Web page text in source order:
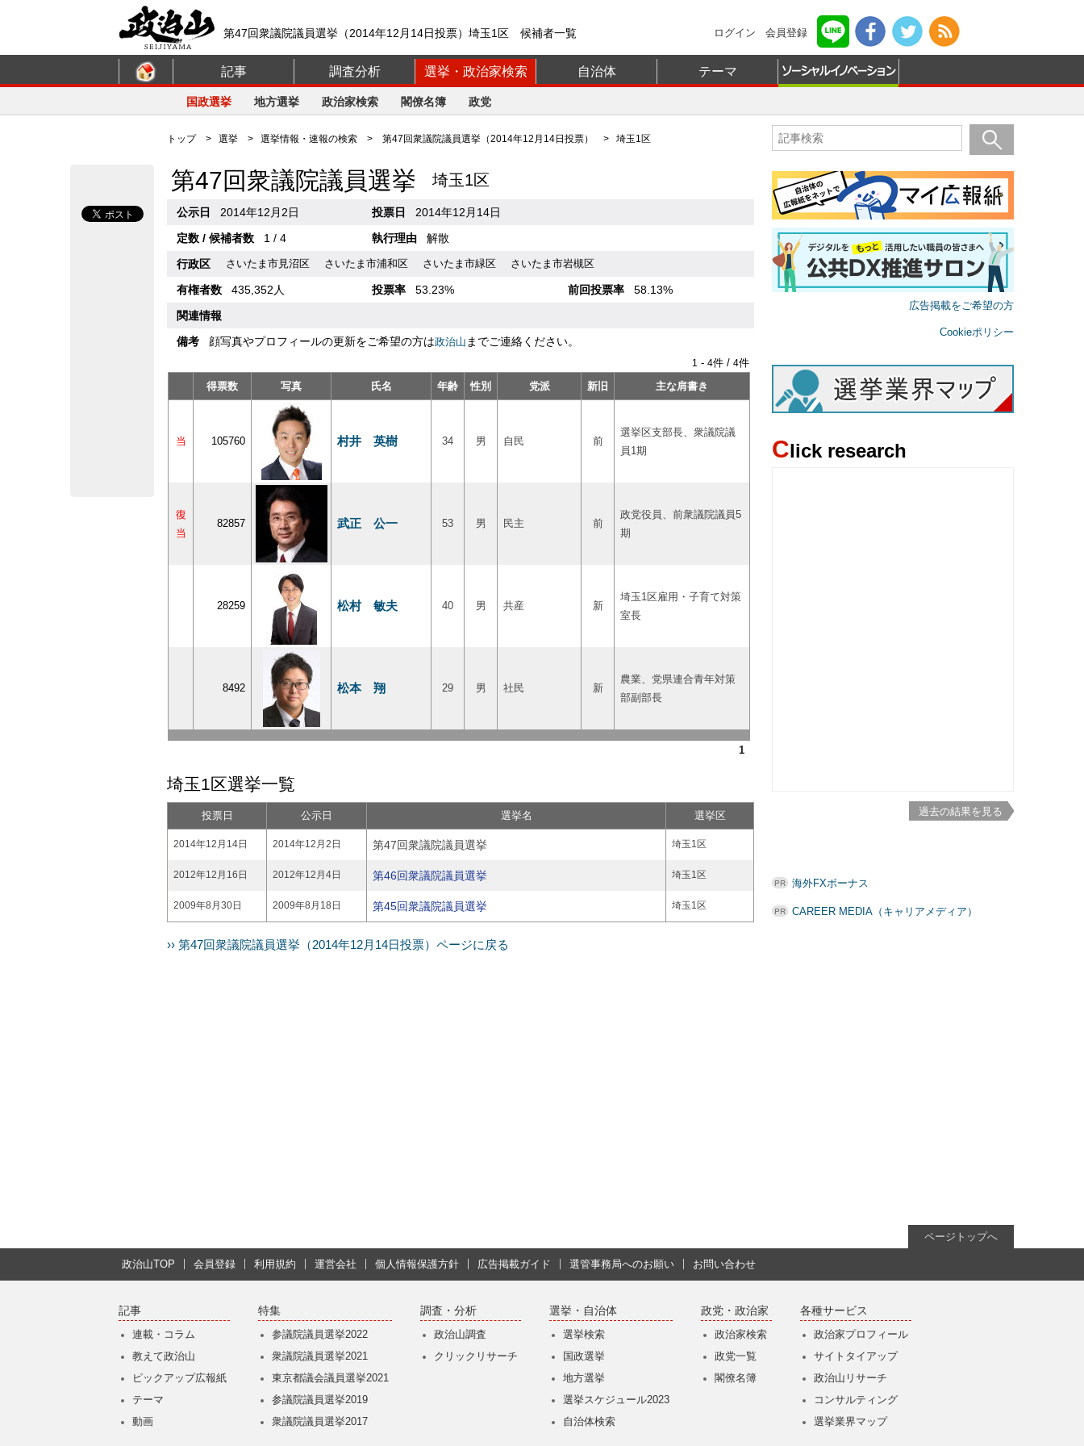
第47回衆議院議員選挙（2014年12月14日投票）埼玉1区 候補者一覧 ログイン 会員登録
記事 調査分析 選挙・政治家検索 自治体 テーマ
国政選挙 地方選挙 政治家検索 閣僚名簿 政党
トップ> 選挙 > 選挙情報・速報の検索 > 第47回衆議院議員選挙（2014年12月14日投票） > 埼玉1区
第47回衆議院議員選挙 埼玉1区
公示日 2014年12月2日 投票日
2014年12月14日
定数 / 候補者数
1 / 4 執行理由
解散
行政区
さいたま市見沼区 さいたま市浦和区 さいたま市緑区 さいたま市岩槻区
有権者数 435,352人 投票率 53.23% 前回投票率
58.13%
関連情報
備考
顔写真やプロフィールの更新をご希望の方は政治山 までご連絡ください。
1 - 4件 / 4件
得票数
写真 氏名 年齢 性別 党派 新旧 主な肩書き
当 105760 村井 英樹 34 男 自民 前
選挙区支部長、衆議院議
員1期
復
当
82857 武正 公一 53 男 民主 前
政党役員、前衆議院議員5
期
28259 松村 敏夫 40 男 共産 新
埼玉1区雇用・子育て対策
室長
8492 松本 翔 29 男 社民 新
農業、党県連合青年対策
部副部長
1
埼玉1区選挙一覧
投票日 公示日 選挙名 選挙区
2014年12月14日 2014年12月2日 第47回衆議院議員選挙 埼玉1区
2012年12月16日 2012年12月4日 第46回衆議院議員選挙 埼玉1区
2009年8月30日 2009年8月18日 第45回衆議院議員選挙 埼玉1区
›› 第47回衆議院議員選挙（2014年12月14日投票）ページに戻る
広告掲載をご希望の方
Cookieポリシー
Click research
過去の結果を見る
海外FXボーナス
CAREER MEDIA（キャリアメディア）
ページトップへ
政治山TOP 会員登録 利用規約 運営会社 個人情報保護方針 広告掲載ガイド 選管事務局へのお願い お問い合わせ
記事
連載・コラム
教えて政治山
ピックアップ広報紙
テーマ
動画
特集
参議院議員選挙2022
衆議院議員選挙2021
東京都議会議員選挙2021
参議院議員選挙2019
衆議院議員選挙2017
調査・分析
政治山調査
クリックリサーチ
選挙・自治体
選挙検索
国政選挙
地方選挙
選挙スケジュール2023
自治体検索
政党・政治家
政治家検索
政党一覧
閣僚名簿
各種サービス
政治家プロフィール
サイトタイアップ
政治山リサーチ
コンサルティング
選挙業界マップ